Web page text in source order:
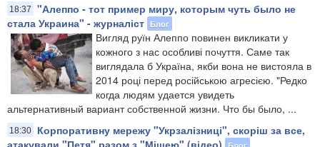
18:37
"Алеппо - тот пример миру, которым чуть было не
стала Украина" - журналіст Блог
Вигляд руїн Алеппо повинен викликати у
кожного з нас особливі почуття. Саме так
виглядала б Україна, якби вона не вистояла в
2014 році перед російською агресією. "Редко
когда людям удается увидеть
альтернативный вариант собственной жизни. Что бы было, ...
18:30
Корпоративну мережу "Укрзалізниці", скоріш за все,
атакували "Петя" разом з "Мішею" (відео)